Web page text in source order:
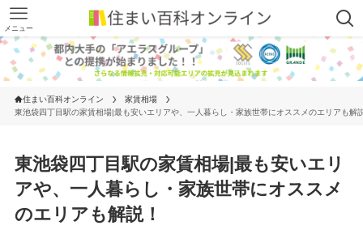
メニュー
住まい百科オンライン
家賃相場
東池袋四丁目駅の家賃相場|最も安いエリアや、一人暮らし・家族世帯にオススメのエリアも解
東池袋四丁目駅の家賃相場|最も安いエリ
アや、一人暮らし・家族世帯にオススメ
のエリアも解説！